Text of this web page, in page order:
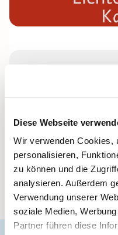
Diese Webseite
Wir verwenden Cookies,
personalisieren,
zu können und die
analysieren. Außerdem
Verwendung unserer
soziale Medien,
Partner führen diese
Donnerstag,
Leitung: Anke